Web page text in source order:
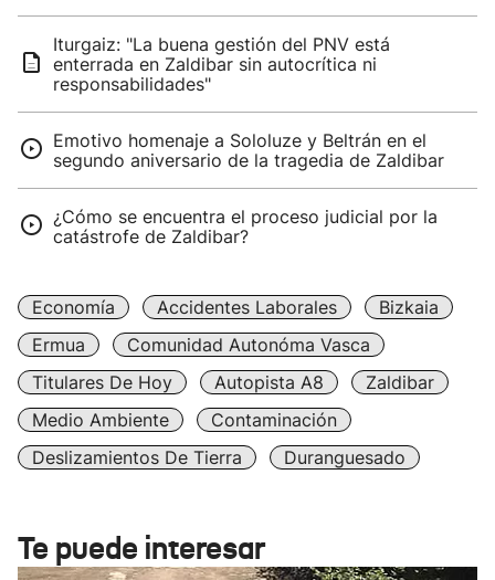
Iturgaiz: "La buena gestión del PNV está
enterrada en Zaldibar sin autocrítica ni
responsabilidades"
Emotivo homenaje a Sololuze y Beltrán en el
segundo aniversario de la tragedia de Zaldibar
¿Cómo se encuentra el proceso judicial por la
catástrofe de Zaldibar?
Economía Accidentes Laborales
Bizkaia
Ermua
Comunidad Autonóma Vasca
Titulares De Hoy
Autopista A8
Zaldibar
Medio Ambiente
Contaminación
Deslizamientos De Tierra
Duranguesado
Te puede interesar